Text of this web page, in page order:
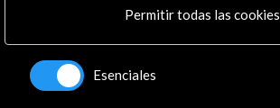
Logo y crédito a AC/E
Conecta
Permitir todas las cookies
Esenciales